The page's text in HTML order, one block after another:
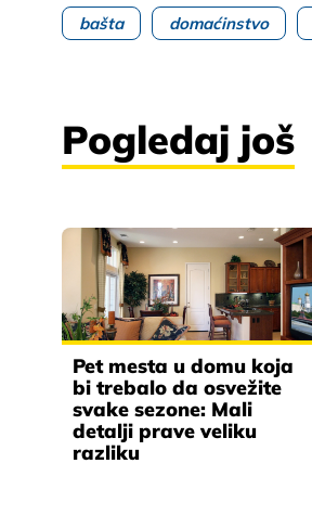
bašta domaćinstvo
Pogledaj još
Pet mesta u domu koja
bi trebalo da osvežite
svake sezone: Mali
detalji prave veliku
razliku